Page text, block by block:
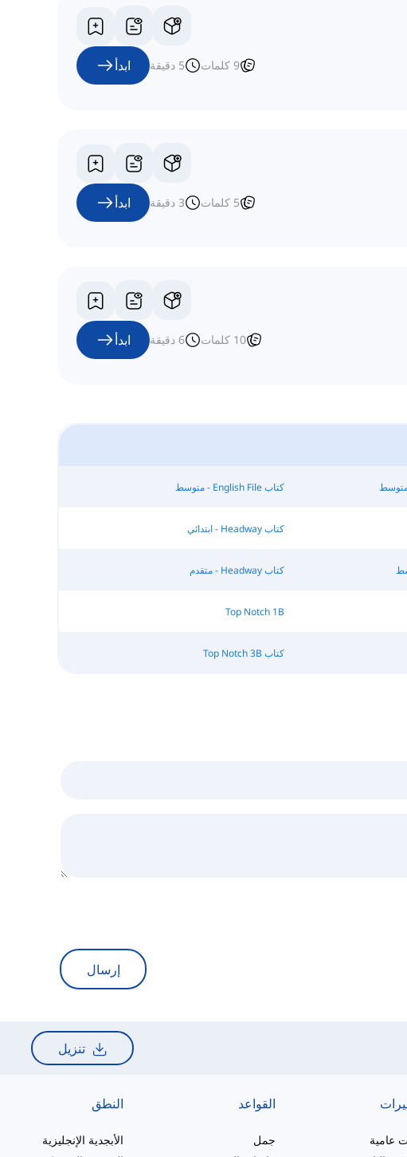
9 كلمات 5 دقيقة ابدأ
5 كلمات 3 دقيقة ابدأ
10 كلمات 6 دقيقة ابدأ
كتاب English File - متوسط
كتاب Headway - ابتدائي
كتاب Headway - متقدم
Top Notch 1B
كتاب Top Notch 3B
إرسال
تنزيل
عامية
القواعد
جمل
النطق
الأبجدية الإنجليزية